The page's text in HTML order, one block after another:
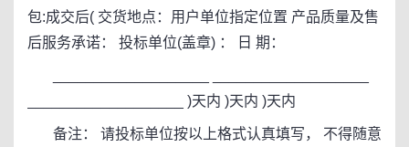
包:成交后( 交货地点：用户单位指定位置 产品质量及售
后服务承诺： 投标单位(盖章) ： 日 期：
___________________ )天内 )天内 )天内
备注： 请投标单位按以上格式认真填写， 不得随意